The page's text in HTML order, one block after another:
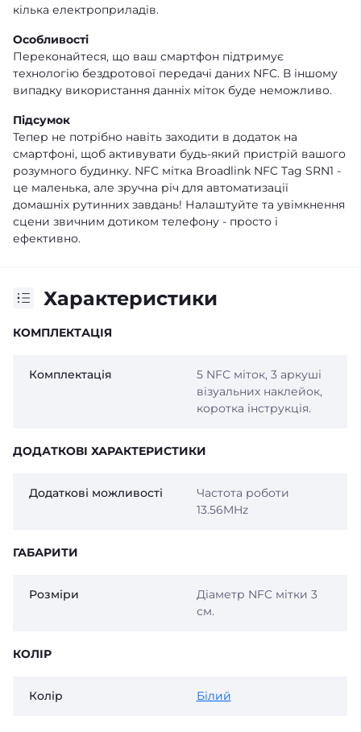
кілька електроприладів.
Особливості
Переконайтеся, що ваш смартфон підтримує
технологію бездротової передачі даних NFC. В іншому
випадку використання данніх міток буде неможливо.
Підсумок
Тепер не потрібно навіть заходити в додаток на
смартфоні, щоб активувати будь-який пристрій вашого
розумного будинку. NFC мітка Broadlink NFC Tag SRN1 -
це маленька, але зручна річ для автоматизації
домашніх рутинних завдань! Налаштуйте та увімкнення
сцени звичним дотиком телефону - просто і
ефективно.
Характеристики
КОМПЛЕКТАЦІЯ
Комплектація
5 NFC міток, 3 аркуші
візуальних наклейок,
коротка інструкція.
ДОДАТКОВІ ХАРАКТЕРИСТИКИ
Додаткові можливості
Частота роботи
13.56MHz
ГАБАРИТИ
Розміри
Діаметр NFC мітки 3
см.
КОЛІР
Колір Білий